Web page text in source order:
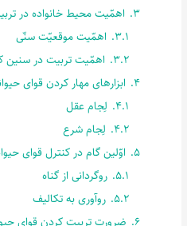
3. اهمّیت محیط خانواده در
3.1. اهمّیت موقعیّت سنّی
3.2. اهمّیت تربیت در سنین
4. ابزارهای مهار کردن قوای
4.1. لِجام عقل
4.2. لِجام شرع
5. اوّلین گام در کنترل قوای
5.1. روگردانی از گناه
5.2. روآوری به تکالیف
6. ضرورت تربیت کردن قوای